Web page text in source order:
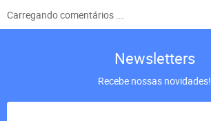
Carregando comentários ...
Newsletters
Recebe nossas novidades!